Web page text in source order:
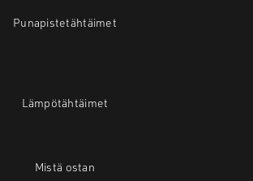
Punapistetähtäimet
Lämpötähtäimet
Mistä ostan